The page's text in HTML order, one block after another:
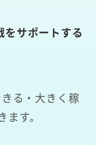
サポートする
る・大きく稼
す。